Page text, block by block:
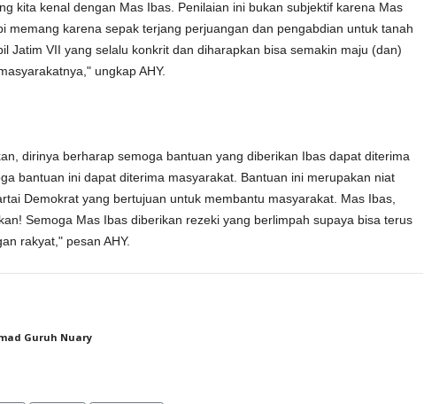
kita kenal dengan Mas Ibas. Penilaian ini bukan subjektif karena Mas
memang karena sepak terjang perjuangan dan pengabdian untuk tanah
Jatim VII yang selalu konkrit dan diharapkan bisa semakin maju (dan)
ungkap AHY.
dirinya berharap semoga bantuan yang diberikan Ibas dapat diterima
bantuan ini dapat diterima masyarakat. Bantuan ini merupakan niat
Demokrat yang bertujuan untuk membantu masyarakat. Mas Ibas,
Semoga Mas Ibas diberikan rezeki yang berlimpah supaya bisa terus
rakyat," pesan AHY.
Guruh Nuary